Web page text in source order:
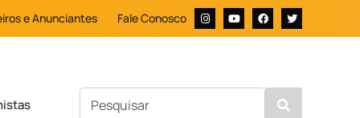
e Anunciantes Fale Conosco